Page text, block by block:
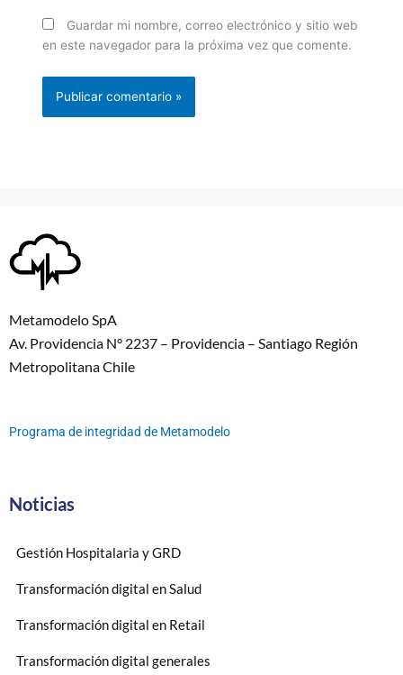
Guardar mi nombre, correo electrónico y sitio web
en este navegador para la próxima vez que comente.
Metamodelo SpA
Av. Providencia N° 2237 – Providencia – Santiago Región
Metropolitana Chile
Programa de integridad de Metamodelo
Noticias
Gestión Hospitalaria y GRD
Transformación digital en Salud
Transformación digital en Retail
Transformación digital generales